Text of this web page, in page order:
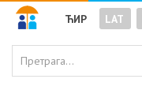
ЋИР LAT